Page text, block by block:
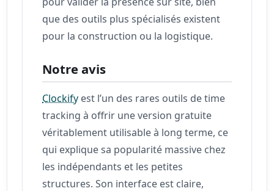
que des outils plus spécialisés existent
pour la construction ou la logistique.
Notre avis
Clockify est l’un des rares outils de time
tracking à offrir une version gratuite
véritablement utilisable à long terme, ce
qui explique sa popularité massive chez
les indépendants et les petites
structures. Son interface est claire,